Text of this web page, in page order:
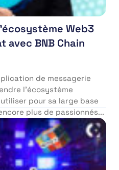
Web3
avec BNB Chain
de messagerie
l’écosystème
pour sa large base
plus de passionnés...